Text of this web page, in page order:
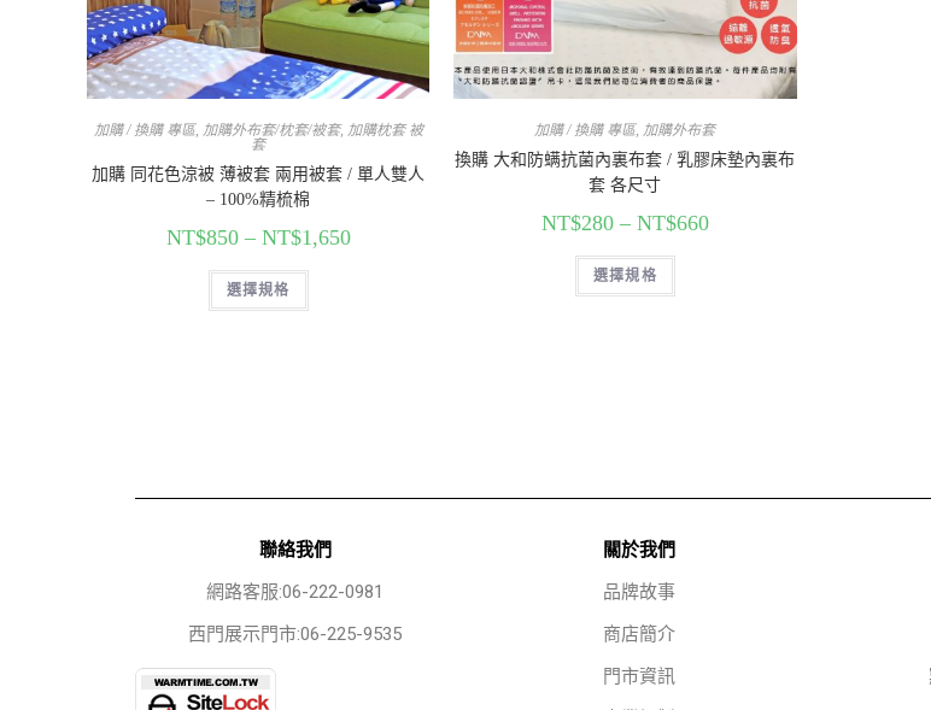
加購 / 換購 專區, 加購外布套/枕套/被套, 加購枕套 被
套
加購 同花色涼被 薄被套 兩用被套 / 單人雙人
– 100%精梳棉
NT$850– NT$1,650
選擇規格
加購 / 換購 專區, 加購外布套
換購 大和防螨抗菌內裏布套 / 乳膠床墊內裏布
套 各尺寸
NT$280– NT$660
選擇規格
聯絡我們
網路客服:06-222-0981
西門展示門市:06-225-9535
關於我們
品牌故事
商店簡介
門市資訊